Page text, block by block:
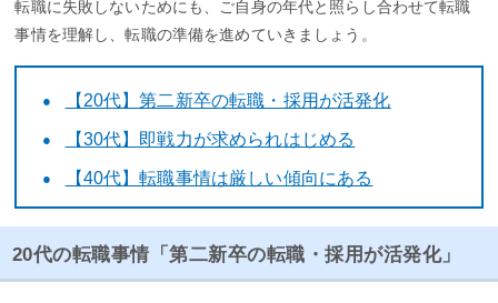
転職に失敗しないためにも、ご自身の年代と照らし合わせて転職
事情を理解し、転職の準備を進めていきましょう。
【20代】第二新卒の転職・採用が活発化
【30代】即戦力が求められはじめる
【40代】転職事情は厳しい傾向にある
20代の転職事情「第二新卒の転職・採用が活発化」